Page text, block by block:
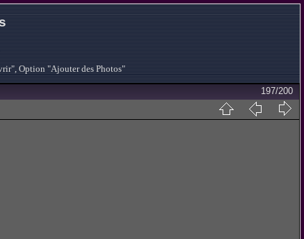
Option "Ajouter des Photos"
197/200